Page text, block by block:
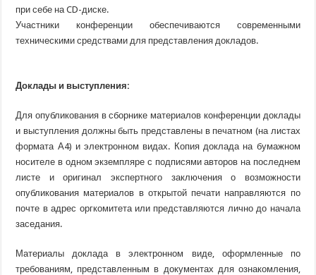
при себе на CD-диске.
Участники конференции обеспечиваются современными
техническими средствами для представления докладов.
Доклады и выступления:
Для опубликования в сборнике материалов конференции доклады
и выступления должны быть представлены в печатном (налистах
формата А4) и электронном видах. Копия доклада на бумажном
носителе в одном экземпляре с подписями авторов на последнем
листе и оригинал экспертного заключения о возможности
опубликования материалов в открытой печати направляются по
почте в адрес оргкомитета или представляются лично до начала
заседания.
Материалы доклада в электронном виде, оформленные по
требованиям, представленным в документах для ознакомления,